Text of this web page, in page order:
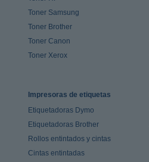
Toner Samsung
Toner Brother
Toner Canon
Toner Xerox
Impresoras de etiquetas
Etiquetadoras Dymo
Etiquetadoras Brother
Rollos entintados y cintas
Cintas entintadas